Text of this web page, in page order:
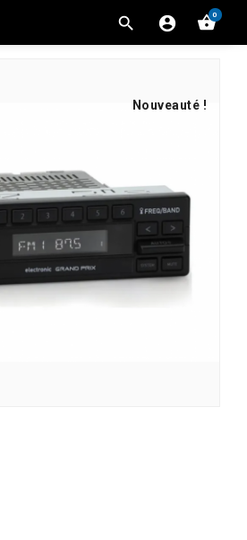
0



Nouveauté !